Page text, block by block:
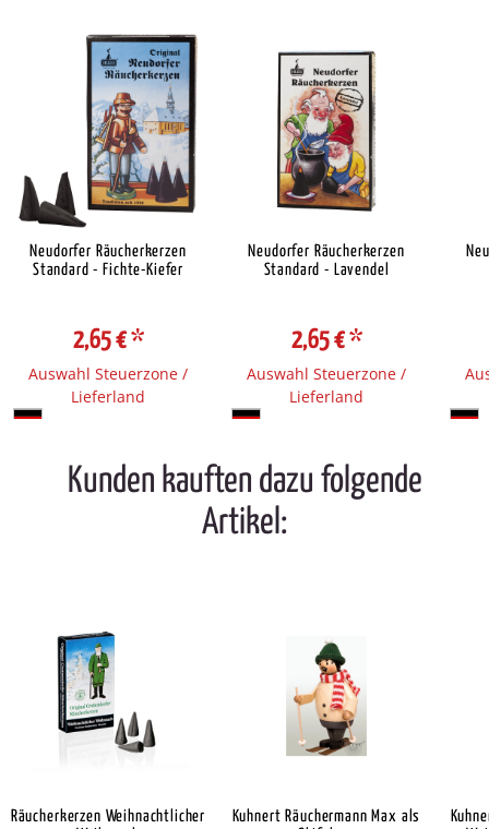
Neudorfer Räucherkerzen
Standard - Fichte-Kiefer
2,65 €*
Auswahl Steuerzone /
Lieferland
Neudorfer Räucherkerzen
Standard - Lavendel
2,65 €*
Auswahl Steuerzone /
Lieferland
Kunden kauften dazu folgende
Artikel:
Räucherkerzen Weihnachtlicher
Kuhnert Räuchermann Max als